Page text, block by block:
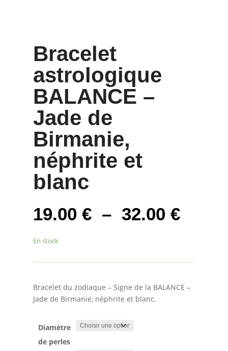
Bracelet
astrologique
BALANCE –
Jade de
Birmanie,
néphrite et
blanc
19.00 € – 32.00 €Plage
de
à
En stock
Bracelet du zodiaque – Signe de la BALANCE –
Jade de Birmanie, néphrite et blanc.
Diamètre
de perles